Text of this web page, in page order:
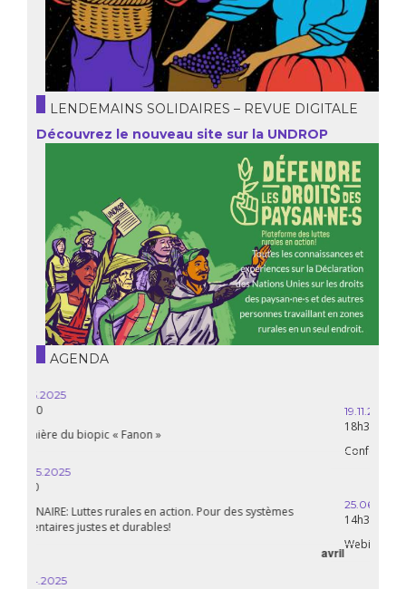
LENDEMAINS SOLIDAIRES – REVUE DIGITALE
Découvrez le nouveau site sur la UNDROP
AGENDA
19.11.2025
18h30
14h30